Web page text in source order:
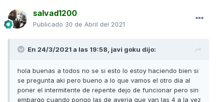
salvad1200
Publicado 30 de Abril del 2021
En 24/3/2021 a las 19:58, javi goku dijo:
hola buenas a todos no se si esto lo estoy haciendo bien si
se pregunta aki pero bueno a lo que vamos el otro dia al
poner el intermitente de repente dejo de funcionar pero sin
embargo cuando pongo las de averia que van las 4 a la vez